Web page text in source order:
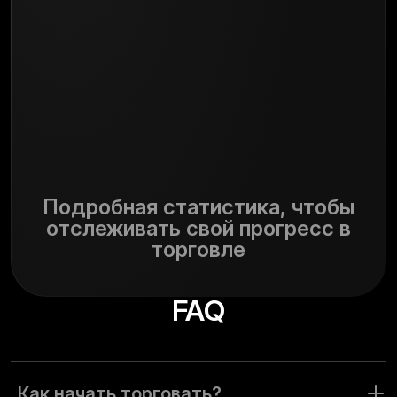
Подробная статистика, чтобы
отслеживать свой прогресс в
торговле
FAQ